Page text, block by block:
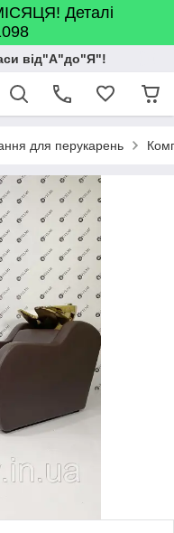
Деталі
від"А"до"Я"!
для перукарень